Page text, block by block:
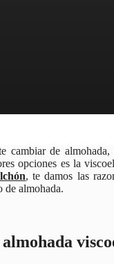
cambiar de almohada,
opciones es la
, te damos las
de almohada.
almohada